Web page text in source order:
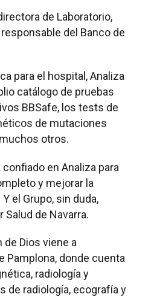
de Laboratorio,
del Banco de
para el hospital, Analiza
catálogo de pruebas
BBSafe, los tests de
de mutaciones
otros.
en Analiza para
y mejorar la
el Grupo, sin duda,
de Navarra.
Dios viene a
Pamplona, donde cuenta
radiología y
de radiología, ecografía y